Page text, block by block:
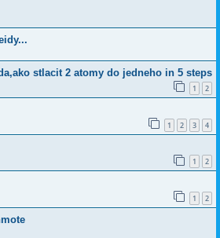
stlacit 2 atomy do jedneho in 5 steps
1 2
1 2 3 4
1 2
1 2